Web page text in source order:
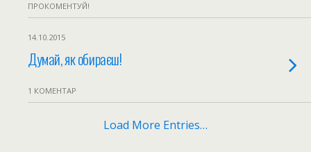
ПРОКОМЕНТУЙ!
14.10.2015
Думай, як обираєш!
1 КОМЕНТАР
Load More Entries…